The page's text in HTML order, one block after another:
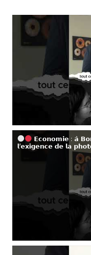
𝗘𝗰𝗼𝗻𝗼𝗺𝗶𝗲 : 𝗮̀
𝗹’𝗲𝘅𝗶𝗴𝗲𝗻𝗰𝗲 𝗱𝗲 𝗹𝗮